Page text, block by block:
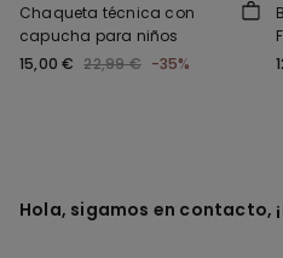
Chaqueta técnica con
capucha para niños
15,00 € 22,99 € -35%
Hola, sigamos en contacto,